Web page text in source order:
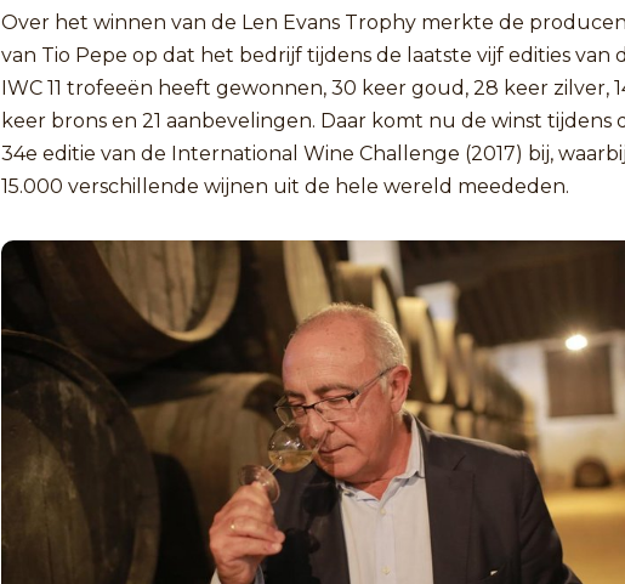
Over het winnen van de Len Evans Trophy merkte de
van Tio Pepe op dat het bedrijf tijdens de laatste vijf edities van
IWC 11 trofeeën heeft gewonnen, 30 keer goud, 28 keer zilver,
keer brons en 21 aanbevelingen. Daar komt nu de winst tijdens
34e editie van de International Wine Challenge (2017) bij, waarbij
15.000 verschillende wijnen uit de hele wereld meededen.